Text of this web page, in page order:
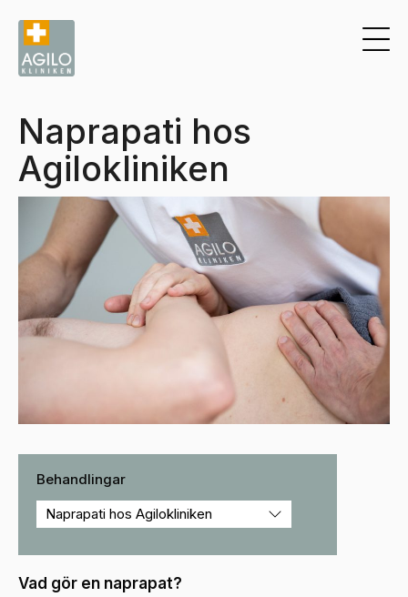
Naprapati hos
Agilokliniken
Behandlingar
Vad gör en naprapat?